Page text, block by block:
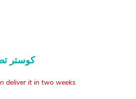
كوستر
deliver it in two weeks